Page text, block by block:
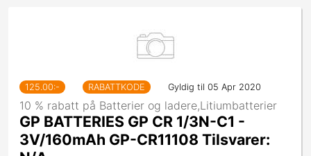
125.00:- RABATTKODE Gyldig til 05 Apr 2020
10 % rabatt på Batterier og ladere,Litiumbatterier
GP BATTERIES GP CR 1/3N-C1 -
3V/160mAh GP-CR11108 Tilsvarer: